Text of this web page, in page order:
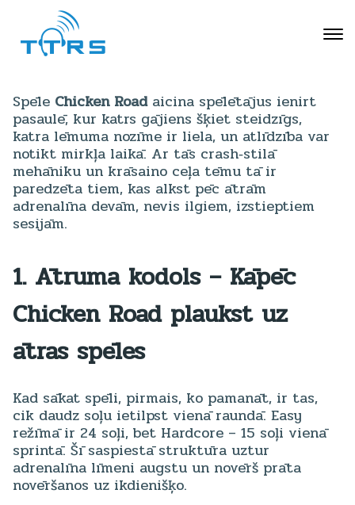
Spēle Chicken Roadaicina spēlētājus ienirt
pasaulē, kur katrs gājiens šķiet steidzīgs,
katra lēmuma nozīme ir liela, un atlīdzība var
notikt mirkļa laikā. Ar tās crash‑stilā
mehāniku un krāsaino ceļa tēmu tā ir
paredzēta tiem, kas alkst pēc ātrām
adrenalīna devām, nevis ilgiem, izstieptiem
sesijām.
1. Ātruma kodols – Kāpēc
Chicken Roadplaukst uz
ātras spēles
Kad sākat spēli, pirmais, ko pamanāt, ir tas,
cik daudz soļu ietilpst vienā raundā. Easy
režīmā ir 24 soļi, bet Hardcore – 15 soļi vienā
sprintā. Šī saspiestā struktūra uztur
adrenalīna līmeni augstu un novērš prāta
novēršanos uz ikdienišķo.